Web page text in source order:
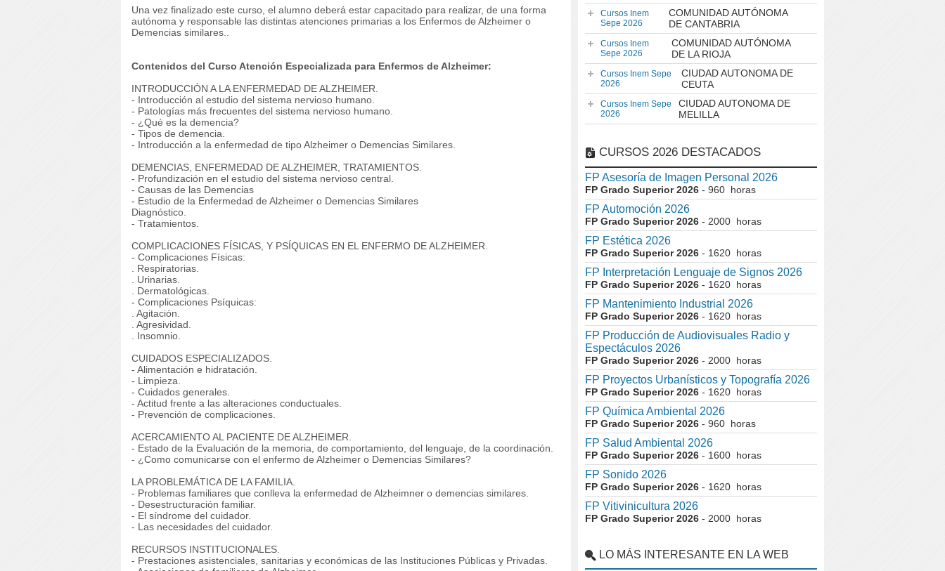
Una vez finalizado este curso, el alumno deberá estar capacitado para realizar, de una forma
autónoma y responsable las distintas atenciones primarias a los Enfermos de Alzheimer o
Demencias similares..
Contenidos del Curso Atención Especializada para Enfermos de Alzheimer:
INTRODUCCIÓN A LA ENFERMEDAD DE ALZHEIMER.
- Introducción al estudio del sistema nervioso humano.
- Patologías más frecuentes del sistema nervioso humano.
- ¿Qué es la demencia?
- Tipos de demencia.
- Introducción a la enfermedad de tipo Alzheimer o Demencias Similares.
DEMENCIAS, ENFERMEDAD DE ALZHEIMER, TRATAMIENTOS.
- Profundización en el estudio del sistema nervioso central.
- Causas de las Demencias
- Estudio de la Enfermedad de Alzheimer o Demencias Similares
Diagnóstico.
- Tratamientos.
COMPLICACIONES FÍSICAS, Y PSÍQUICAS EN EL ENFERMO DE ALZHEIMER.
- Complicaciones Físicas:
. Respiratorias.
. Urinarias.
. Dermatológicas.
- Complicaciones Psíquicas:
. Agitación.
. Agresividad.
. Insomnio.
CUIDADOS ESPECIALIZADOS.
- Alimentación e hidratación.
- Limpieza.
- Cuidados generales.
- Actitud frente a las alteraciones conductuales.
- Prevención de complicaciones.
ACERCAMIENTO AL PACIENTE DE ALZHEIMER.
- Estado de la Evaluación de la memoria, de comportamiento, del lenguaje, de la coordinación.
- ¿Como comunicarse con el enfermo de Alzheimer o Demencias Similares?
LA PROBLEMÁTICA DE LA FAMILIA.
- Problemas familiares que conlleva la enfermedad de Alzheimner o demencias similares.
- Desestructuración familiar.
- El síndrome del cuidador.
- Las necesidades del cuidador.
RECURSOS INSTITUCIONALES.
- Prestaciones asistenciales, sanitarias y económicas de las Instituciones Públicas y Privadas.
Cursos Inem
Sepe 2026
COMUNIDAD AUTÓNOMA
DE CANTABRIA
Cursos Inem
Sepe 2026
COMUNIDAD AUTÓNOMA
DE LA RIOJA
Cursos Inem Sepe
2026
CIUDAD AUTONOMA DE
CEUTA
Cursos Inem Sepe
2026
CIUDAD AUTONOMA DE
MELILLA
CURSOS 2026 DESTACADOS
FP Asesoría de Imagen Personal 2026
FP Grado Superior 2026 - 960 horas
FP Automoción 2026
FP Grado Superior 2026 - 2000 horas
FP Estética 2026
FP Grado Superior 2026 - 1620 horas
FP Interpretación Lenguaje de Signos 2026
FP Grado Superior 2026 - 1620 horas
FP Mantenimiento Industrial 2026
FP Grado Superior 2026 - 1620 horas
FP Producción de Audiovisuales Radio y
Espectáculos 2026
FP Grado Superior 2026 - 2000 horas
FP Proyectos Urbanísticos y Topografía 2026
FP Grado Superior 2026 - 1620 horas
FP Química Ambiental 2026
FP Grado Superior 2026 - 960 horas
FP Salud Ambiental 2026
FP Grado Superior 2026 - 1600 horas
FP Sonido 2026
FP Grado Superior 2026 - 1620 horas
FP Vitivinicultura 2026
FP Grado Superior 2026 - 2000 horas
LO MÁS INTERESANTE EN LA WEB